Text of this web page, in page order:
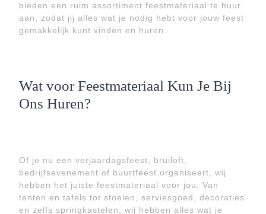
bieden een ruim assortiment feestmateriaal te huur
aan, zodat jij alles wat je nodig hebt voor jouw feest
gemakkelijk kunt vinden en huren.
Wat voor Feestmateriaal Kun Je Bij
Ons Huren?
Of je nu een verjaardagsfeest, bruiloft,
bedrijfsevenement of buurtfeest organiseert, wij
hebben het juiste feestmateriaal voor jou. Van
tenten en tafels tot stoelen, serviesgoed, decoraties
en zelfs springkastelen, wij hebben alles wat je